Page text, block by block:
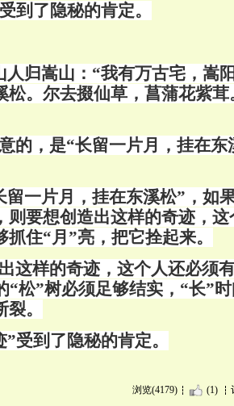
到了隐秘的肯定。
人归嵩山：“我有万古宅，嵩
松。尔去掇仙草，菖蒲花紫
的，是“长留一片月，挂在东
留一片月，挂在东溪松”，如
则要想创造出这样的奇迹，
抓住“月”亮，把它拴起来。
这样的奇迹，这个人还必须
松”树必须足够结实，“长”
。
受到了隐秘的肯定。
浏览(4179) (1)